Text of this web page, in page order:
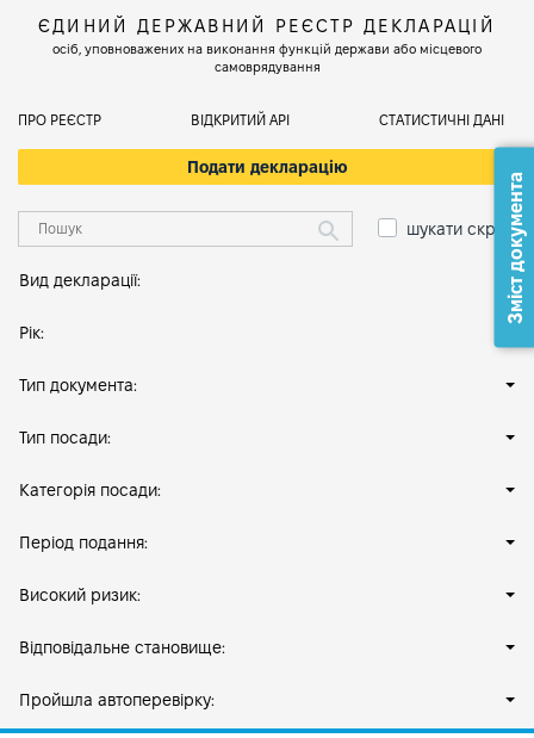
ЄДИНИЙ ДЕРЖАВНИЙ РЕЄСТР ДЕКЛАРАЦІЙ
осіб, уповноважених на виконання функцій держави або місцевого
самоврядування
ПРО РЕЄСТР ВІДКРИТИЙ АРІ СТАТИСТИЧНІ ДАНІ
Подати декларацію
шукати скрізь
Вид декларації:
Рік:
Тип документа:
Тип посади:
Категорія посади:
Період подання:
Високий ризик:
Відповідальне становище:
Пройшла автоперевірку:
Зміст документа